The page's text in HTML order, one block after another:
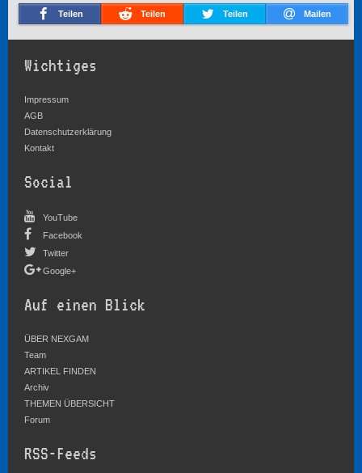
Teilen Teilen Teilen Mailen
Wichtiges
Impressum
AGB
Datenschutzerklärung
Kontakt
Social
YouTube
Facebook
Twitter
Google+
Auf einen Blick
ÜBER NEXGAM
Team
ARTIKEL FINDEN
Archiv
THEMEN ÜBERSICHT
Forum
RSS-Feeds